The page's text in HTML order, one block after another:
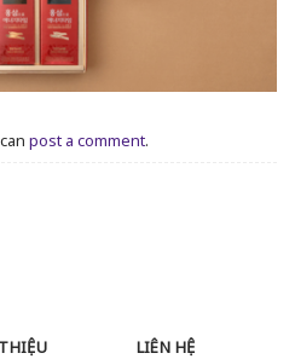
post a comment.
LIÊN HỆ